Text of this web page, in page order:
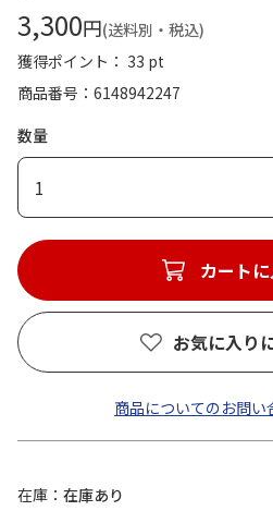
3,300円(送料別・税込)
獲得ポイント： 33 pt
商品番号
6148942247
数量
1
カート
お気に入り
商品についてのお問い
在庫
在庫あり